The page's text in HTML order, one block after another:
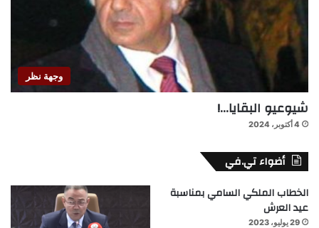
وجهة نظر
شيوعيو البقايا…!
4 أكتوبر، 2024
أضواء تي.في
الخطاب الملكي السامي بمناسبة
عيد العرش
29 يوليو، 2023